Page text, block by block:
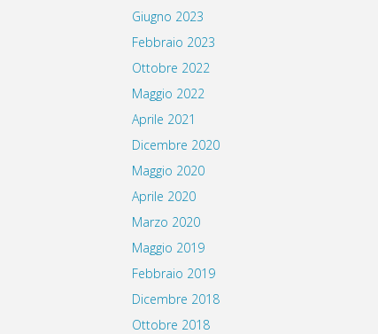
Giugno 2023
Febbraio 2023
Ottobre 2022
Maggio 2022
Aprile 2021
Dicembre 2020
Maggio 2020
Aprile 2020
Marzo 2020
Maggio 2019
Febbraio 2019
Dicembre 2018
Ottobre 2018